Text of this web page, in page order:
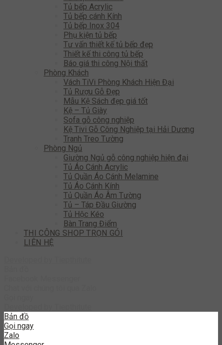
Tủ bếp Acrylic
Tủ bếp cánh Kính
Tủ bếp Inox 304
Phụ kiện tủ bếp
Tư vấn thiết kế tủ bếp đẹp
Thiết kế thi công tủ bếp
Báo giá thi công Nội thất
Phòng Khách
Vách TiVi Phòng Khách Hiện Đại
Tủ Rượu Gỗ Đẹp
Mẫu Kệ Sách đẹp giá tốt
Kệ – Tủ Giày
Sofa gỗ công nghiệp
Kệ Tivi Gỗ Công Nghiệp tại Hải Dương
Tranh Treo Tường
Phòng Ngủ
Giường Ngủ gỗ công nghiệp hiện đại
Tủ Áo Cánh Acrylic
Tủ Quần Áo Cánh Melamine
Tủ Áo Cánh Kính
Tủ Quần Áo Âm Tường
Tủ – Táp Đầu Giường
Tủ Hộc Kéo
Bàn Trang Điểm
THI CÔNG SHOP TRỌN GÓI
LIÊN HỆ
Bản đồ
Gọi ngay
Zalo